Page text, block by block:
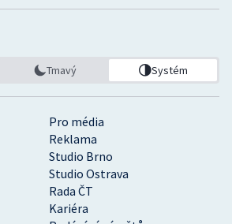
Pro média
Reklama
Studio Brno
Studio Ostrava
Rada ČT
Kariéra
Tmavý Systém